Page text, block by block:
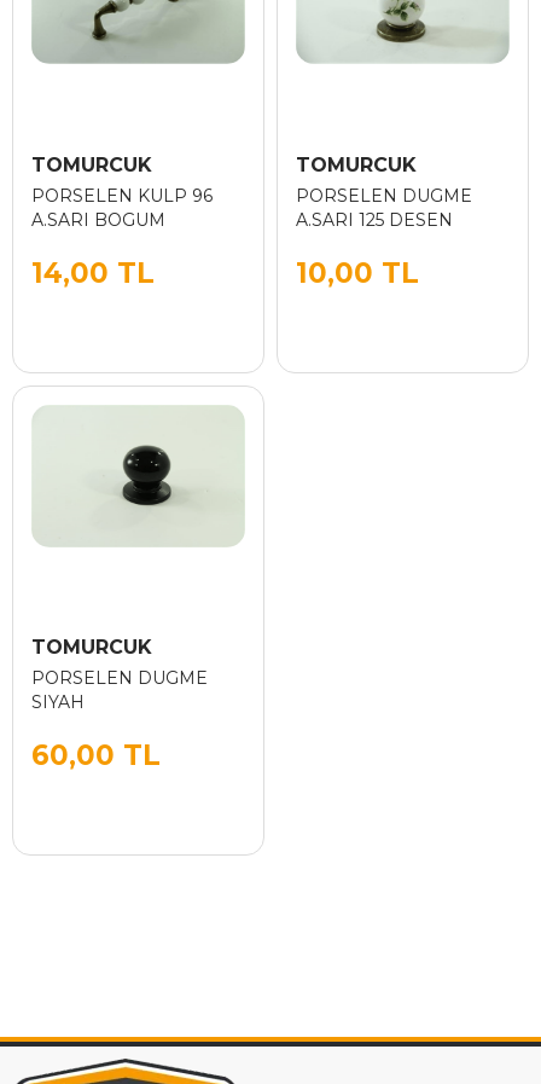
TOMURCUK
PORSELEN KULP 96
A.SARI BOGUM
14,00 TL
TOMURCUK
PORSELEN DUGME
A.SARI 125 DESEN
10,00 TL
TOMURCUK
PORSELEN DUGME
SIYAH
60,00 TL